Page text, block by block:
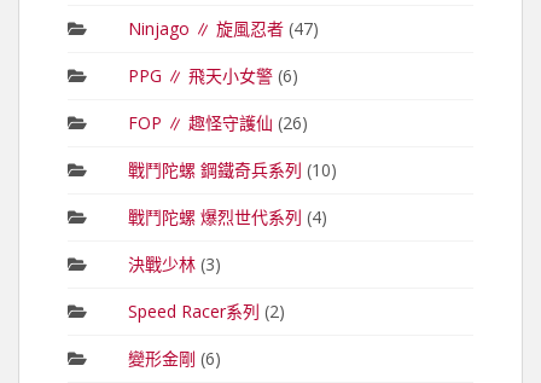
Ninjago ∥ 旋風忍者(47)
PPG ∥ 飛天小女警(6)
FOP ∥ 趣怪守護仙 (26)
戰鬥陀螺 鋼鐵奇兵系列 (10)
戰鬥陀螺 爆烈世代系列 (4)
決戰少林(3)
Speed Racer系列 (2)
變形金剛 (6)